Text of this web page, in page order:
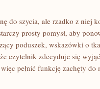
do szycia, ale rzadko z niej
prosty pomysł, aby
poduszek, wskazówki o
czytelnik zdecyduje się
pełnić funkcję zachęty do